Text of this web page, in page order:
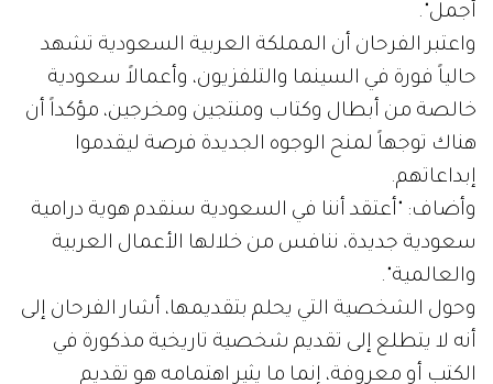
أجمل".
واعتبر الفرحان أن المملكة العربية السعودية تشهد
حالياً فورة في السينما والتلفزيون، وأعمالاً سعودية
خالصة من أبطال وكتاب ومنتجين ومخرجين، مؤكداً أن
هناك توجهاً لمنح الوجوه الجديدة فرصة ليقدموا
إبداعاتهم.
وأضاف: "أعتقد أننا في السعودية سنقدم هوية درامية
سعودية جديدة، ننافس من خلالها الأعمال العربية
والعالمية".
وحول الشخصية التي يحلم بتقديمها، أشار الفرحان إلى
أنه لا يتطلع إلى تقديم شخصية تاريخية مذكورة في
الكتب أو معروفة، إنما ما يثير اهتمامه هو تقديم